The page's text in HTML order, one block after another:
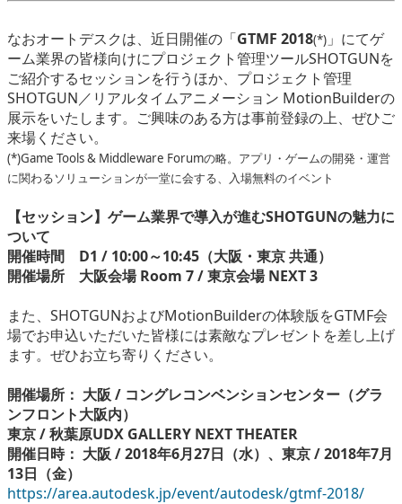
なおオートデスクは、近日開催の「GTMF 2018(*) 」にてゲ
ーム業界の皆様向けにプロジェクト管理ツールSHOTGUNを
ご紹介するセッションを行うほか、プロジェクト管理
SHOTGUN／リアルタイムアニメーション MotionBuilderの
展示をいたします。ご興味のある方は事前登録の上、ぜひご
来場ください。
(*)Game Tools & Middleware Forumの略。アプリ・ゲームの開発・運営
に関わるソリューションが一堂に会する、入場無料のイベント
【セッション】ゲーム業界で導入が進むSHOTGUNの魅力に
ついて
開催時間 D1 / 10:00～10:45（大阪・東京 共通）
開催場所 大阪会場 Room 7 / 東京会場 NEXT 3
また、SHOTGUNおよびMotionBuilderの体験版をGTMF会
場でお申込いただいた皆様には素敵なプレゼントを差し上げ
ます。ぜひお立ち寄りください。
開催場所： 大阪 / コングレコンベンションセンター（グラ
ンフロント大阪内）
東京 / 秋葉原UDX GALLERY NEXT THEATER
開催日時： 大阪 / 2018年6月27日（水）、東京 / 2018年7月
13日（金）
https://area.autodesk.jp/event/autodesk/gtmf-2018/